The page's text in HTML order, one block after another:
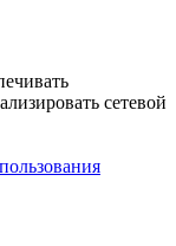
сетевой